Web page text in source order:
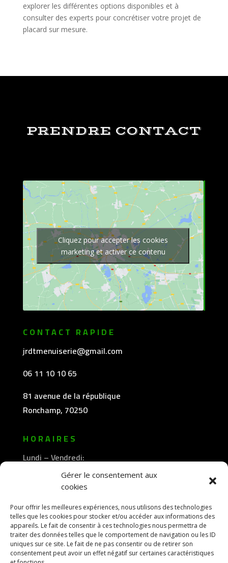
Gérer le consentement aux
cookies
Pour offrir les meilleures expériences, nous utilisons des technologies
telles que les cookies pour stocker et/ou accéder aux informations des
appareils. Le fait de consentir à ces technologies nous permettra de
traiter des données telles que le comportement de navigation ou les ID
uniques sur ce site. Le fait de ne pas consentir ou de retirer son
consentement peut avoir un effet négatif sur certaines caractéristiques
explorer les différentes options disponibles et à
consulter des experts pour concrétiser votre projet de
placard sur mesure.
PRENDRE CONTACT
Cliquez pour accepter les cookies
marketing et activer ce contenu
CONTACT RAPIDE
jrdtmenuiserie@gmail.com
06 11 10 10 65
81 avenue de la république
Ronchamp, 70250
HORAIRES
Lundi – Vendredi:
8h30 -12h00
—————-
13h30 -18h00